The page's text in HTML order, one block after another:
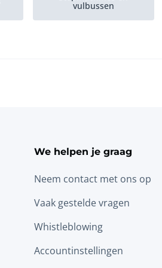
vulbussen
We helpen je graag
Neem contact met ons op
Vaak gestelde vragen
Whistleblowing
Accountinstellingen